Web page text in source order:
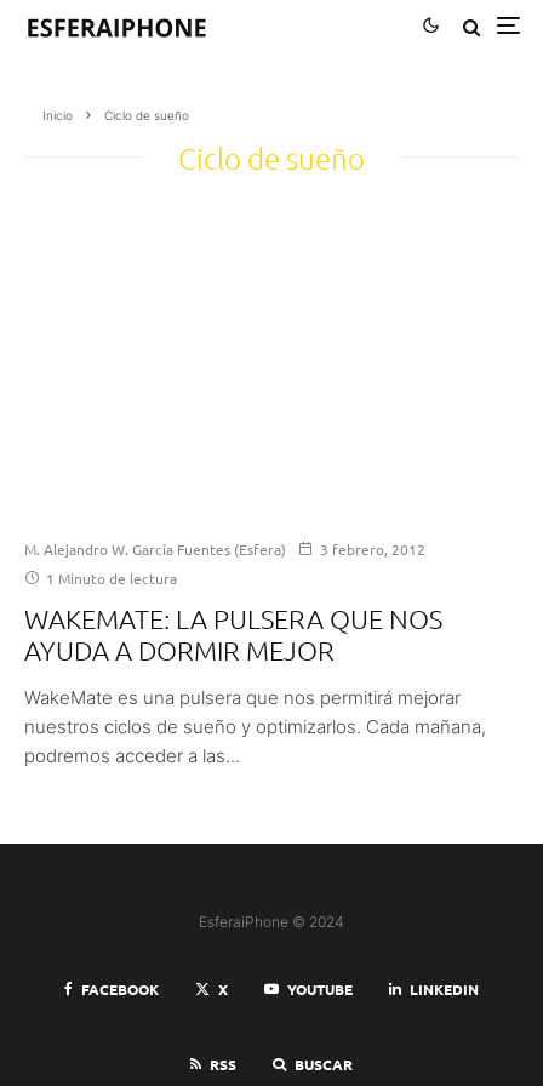
Inicio Ciclo de sueño
Ciclo de sueño
M. Alejandro W. García Fuentes (Esfera)
3 febrero, 2012
1 Minuto de lectura
WAKEMATE: LA PULSERA QUE NOS
AYUDA A DORMIR MEJOR
WakeMate es una pulsera que nos permitirá mejorar
nuestros ciclos de sueño y optimizarlos. Cada mañana,
podremos acceder a las...
EsferaiPhone © 2024
FACEBOOK X YOUTUBE LINKEDIN
RSS BUSCAR